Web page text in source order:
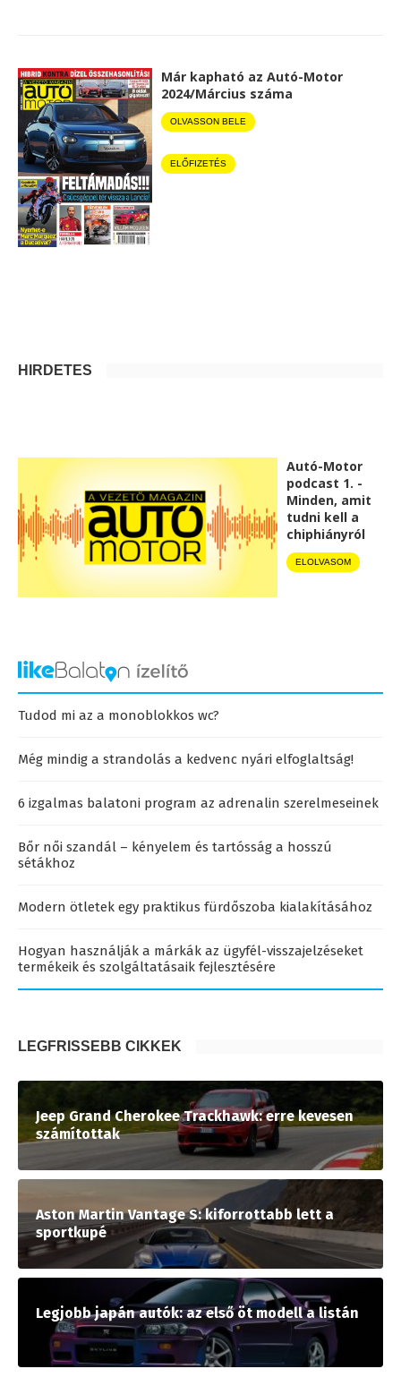
Már kapható az Autó-Motor
2024/Március száma
OLVASSON BELE
ELŐFIZETÉS
HIRDETÉS
Autó-Motor
podcast 1. -
Minden, amit
tudni kell a
chiphiányról
ELOLVASOM
Tudod mi az a monoblokkos wc?
Még mindig a strandolás a kedvenc nyári elfoglaltság!
6 izgalmas balatoni program az adrenalin szerelmeseinek
Bőr női szandál – kényelem és tartósság a hosszú
sétákhoz
Modern ötletek egy praktikus fürdőszoba kialakításához
Hogyan használják a márkák az ügyfél-visszajelzéseket
termékeik és szolgáltatásaik fejlesztésére
LEGFRISSEBB CIKKEK
Jeep Grand Cherokee Trackhawk: erre kevesen
számítottak
Aston Martin Vantage S: kiforrottabb lett a
sportkupé
Legjobb japán autók: az első öt modell a listán